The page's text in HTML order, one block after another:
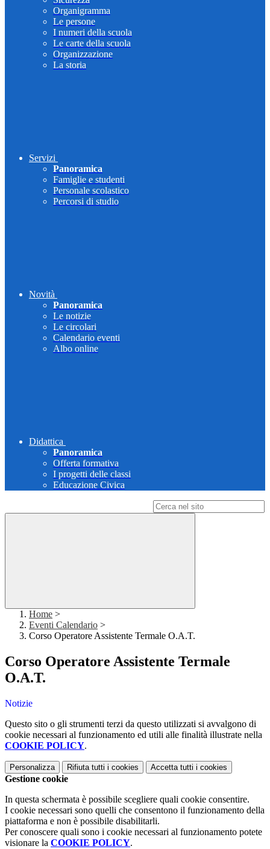
Organigramma
Le persone
I numeri della scuola
Le carte della scuola
Organizzazione
La storia
Servizi
Panoramica
Famiglie e studenti
Personale scolastico
Percorsi di studio
Novità
Panoramica
Le notizie
Le circolari
Calendario eventi
Albo online
Didattica
Panoramica
Offerta formativa
I progetti delle classi
Educazione Civica
Home >
Eventi Calendario >
Corso Operatore Assistente Termale O.A.T.
Corso Operatore Assistente Termale
O.A.T.
Notizie
Questo sito o gli strumenti terzi da questo utilizzati si avvalgono di
cookie necessari al funzionamento ed utili alle finalità illustrate nella
COOKIE POLICY.
Personalizza Rifiuta tutti i cookies Accetta tutti i cookies
Gestione cookie
In questa schermata è possibile scegliere quali cookie consentire.
I cookie necessari sono quelli che consentono il funzionamento della
piattaforma e non è possibile disabilitarli.
Per conoscere quali sono i cookie necessari al funzionamento potete
visionare la COOKIE POLICY.